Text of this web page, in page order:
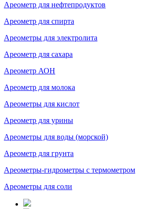
Ареометр для нефтепродуктов
Ареометр для спирта
Ареометры для электролита
Ареометр для сахара
Ареометр АОН
Ареометр для молока
Ареометры для кислот
Ареометр для урины
Ареометры для воды (морской)
Ареометр для грунта
Ареометры-гидрометры с термометром
Ареометры для соли